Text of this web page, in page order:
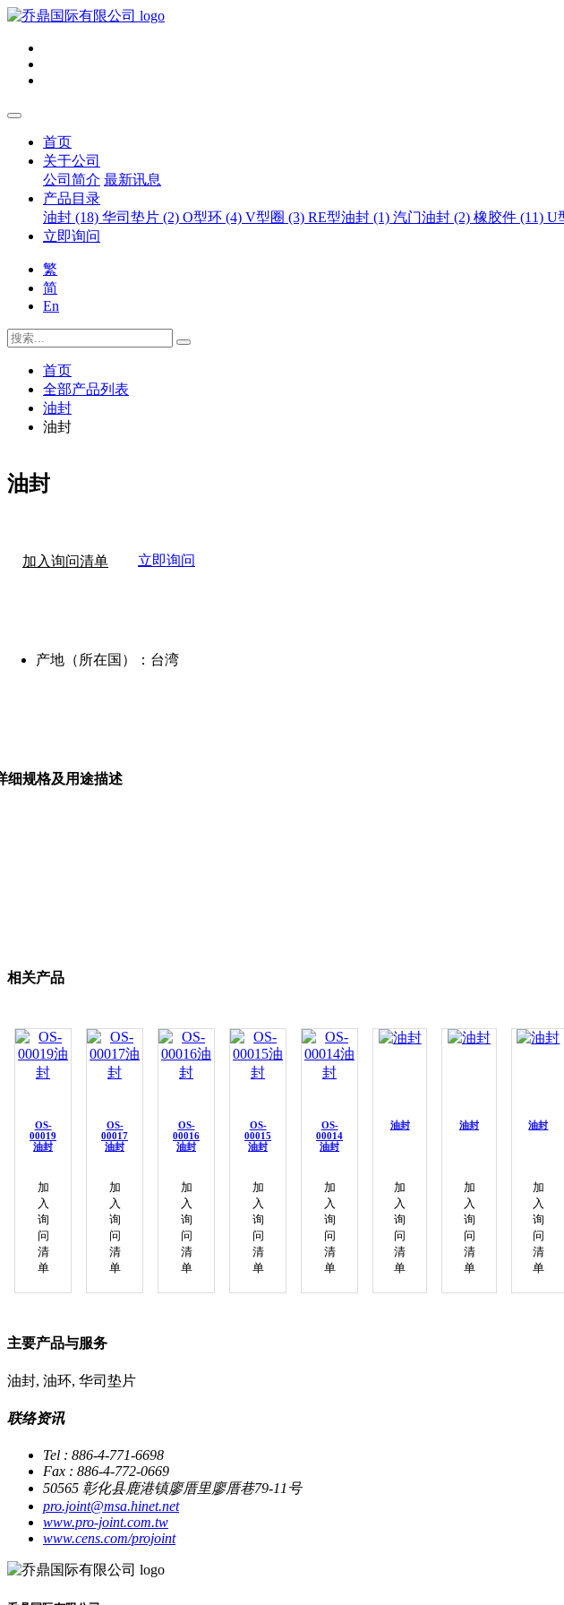
首页
关于公司
公司简介 最新讯息
产品目录
油封 (18) 华司垫片 (2) O型环 (4) V型圈 (3) RE型油封 (1) 汽门油封 (2) 橡胶件 (11) U
立即询问
繁
简
En
首页
全部产品列表
油封
油封
油封
加入询问清单 立即询问
产地（所在国）： 台湾
细规格及用途描述
相关产品
OS-
00019
油封
加
入
询
问
清
单
OS-
00017
油封
加
入
询
问
清
单
OS-
00016
油封
加
入
询
问
清
单
OS-
00015
油封
加
入
询
问
清
单
OS-
00014
油封
加
入
询
问
清
单
油封
加
入
询
问
清
单
油封
加
入
询
问
清
单
油封
加
入
询
问
清
单
主要产品与服务
油封, 油环, 华司垫片
联络资讯
Tel : 886-4-771-6698
Fax : 886-4-772-0669
50565 彰化县鹿港镇廖厝里廖厝巷79-11号
pro.joint@msa.hinet.net
www.pro-joint.com.tw
www.cens.com/projoint